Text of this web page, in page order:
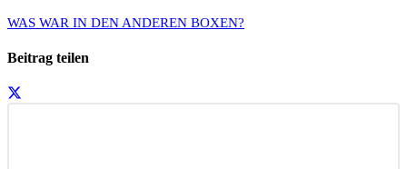
WAS WAR IN DEN ANDEREN BOXEN?
Beitrag teilen